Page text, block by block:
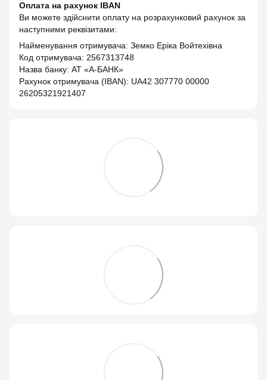
Оплата на рахунок IBAN
Ви можете здійснити оплату на розрахунковий рахунок за
наступними реквізитами:
Найменування отримувача: Земко Еріка Войтехівна
Код отримувача: 2567313748
Назва банку: АТ «А-БАНК»
Рахунок отримувача (IBAN): UA42 307770 00000
26205321921407